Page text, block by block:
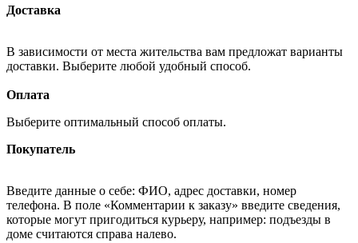
Доставка
В зависимости от места жительства вам предложат варианты
доставки. Выберите любой удобный способ.
Оплата
Выберите оптимальный способ оплаты.
Покупатель
Введите данные о себе: ФИО, адрес доставки, номер
телефона. В поле «Комментарии к заказу» введите сведения,
которые могут пригодиться курьеру, например: подъезды в
доме считаются справа налево.